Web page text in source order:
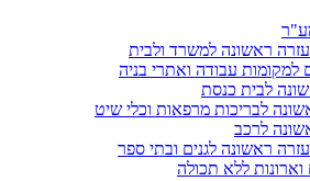
עזרה ראשונה למשרד ולבית
למקומות עבודה ואתרי בניה
לבית כנסת
לבריכות מרפאות וכלי שיט
לרכב
ראשונה לגנים ובתי ספר
ללא תכולה